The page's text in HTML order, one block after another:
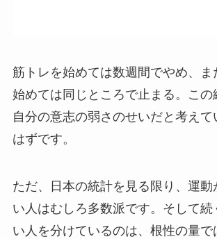
筋トレを始めては数週間でやめ、ま
始めては同じところで止まる。この
自分の意志の弱さのせいだと考えて
はずです。
ただ、日本の統計を見る限り、運動
い人はむしろ多数派です。そして続
い人を分けているのは、根性の量で